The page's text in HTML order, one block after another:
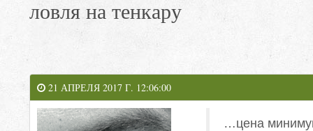
ловля на тенкару
21 АПРЕЛЯ 2017 Г. 12:06:00
…цена